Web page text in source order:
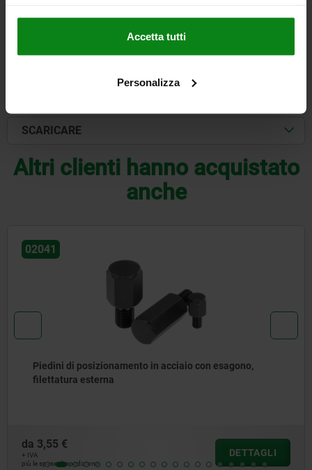
Accetta tutti
Personalizza
DETTAGLI
SCARICARE
Altri clienti hanno acquistato
anche
in acciaio con esagono, Piedini snodati
da
più le spese di spedizione